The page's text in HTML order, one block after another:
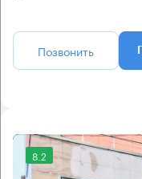
Позвонить
8.2